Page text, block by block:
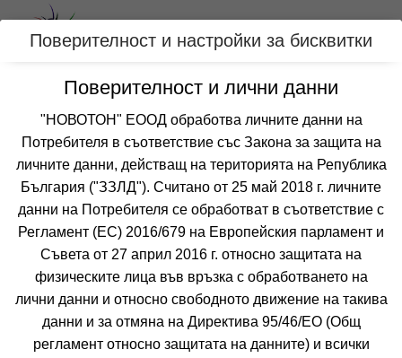
Вход
Категории
Хотел ДИАМАНТ
СЛЪНЧЕВ БРЯГ
Отзиви от клиенти за хотел ДИАМАНТ
от 25 отзива
8.2
Поверителност и настройки за бисквитки
Поверителност и лични данни
"НОВОТОН" ЕООД обработва личните данни на
Потребителя в съответствие със Закона за защита на
личните данни, действащ на територията на Република
България ("ЗЗЛД"). Считано от 25 май 2018 г. личните
данни на Потребителя се обработват в съответствие с
Регламент (ЕС) 2016/679 на Европейския парламент и
Съвета от 27 април 2016 г. относно защитата на
физическите лица във връзка с обработването на
лични данни и относно свободното движение на такива
данни и за отмяна на Директива 95/46/EО (Общ
регламент относно защитата на данните) и всички